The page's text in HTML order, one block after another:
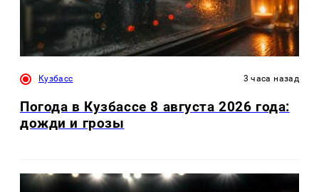
Кузбасс 3 часа назад
Погода в Кузбассе 8 августа 2026 года:
дожди и грозы